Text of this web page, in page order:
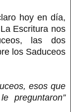
hoy en día,
Escritura nos
las dos
los Saduceos
esos que
preguntaron”